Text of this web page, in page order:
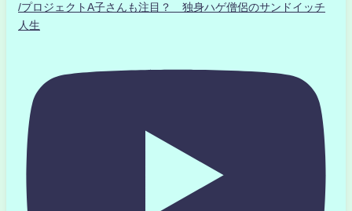
/プロジェクトA子さんも注目？ 独身ハゲ僧侶のサンドイッチ
人生